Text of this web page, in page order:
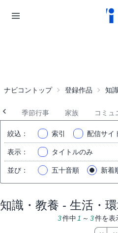
ナビコントップ 登録作品 知
季節行事 家族 コミュ
絞込 ： 索引 配信サイ
表示 ： タイトルのみ
並び ： 五十音順 新着
知識・教養 - 生活・
3件中 1 ～ 3件を表